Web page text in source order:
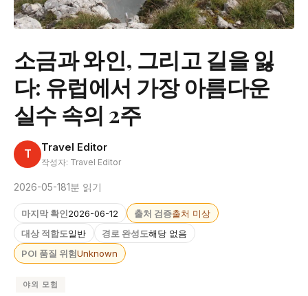
소금과 와인, 그리고 길을 잃
다: 유럽에서 가장 아름다운
실수 속의 2주
T Travel Editor
작성자: Travel Editor
2026-05-181분 읽기
마지막 확인2026-06-12 출처 검증출처 미상
대상 적합도일반 경로 완성도해당 없음
POI 품질 위험Unknown
야외 모험